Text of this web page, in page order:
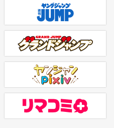
週刊ヤングジャンプ公式サイト
グランドジャンプ
ヤンジャンpixiv
リマコミ＋